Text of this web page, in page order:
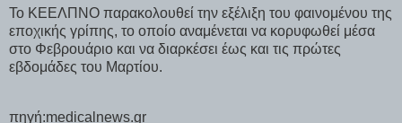
Το ΚΕΕΛΠΝΟ παρακολουθεί την εξέλιξη του φαινομένου της
εποχικής γρίπης, το οποίο αναμένεται να κορυφωθεί μέσα
στο Φεβρουάριο και να διαρκέσει έως και τις πρώτες
εβδομάδες του Μαρτίου.
πηγή:medicalnews.gr